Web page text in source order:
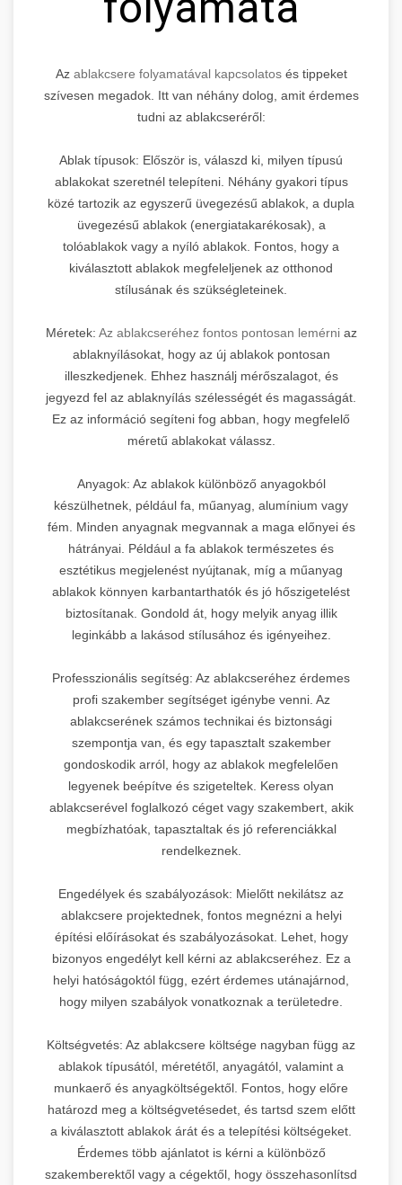
Az ablakcsere folyamatával kapcsolatosés tippeket
szívesen megadok. Itt van néhány dolog, amit érdemes
tudni az ablakcseréről:
Ablak típusok: Először is, válaszd ki, milyen típusú
ablakokat szeretnél telepíteni. Néhány gyakori típus
közé tartozik az egyszerű üvegezésű ablakok, a dupla
üvegezésű ablakok (energiatakarékosak), a
tolóablakok vagy a nyíló ablakok. Fontos, hogy a
kiválasztott ablakok megfeleljenek az otthonod
stílusának és szükségleteinek.
Méretek: Az ablakcseréhez fontos pontosan lemérniaz
ablaknyílásokat, hogy az új ablakok pontosan
illeszkedjenek. Ehhez használj mérőszalagot, és
jegyezd fel az ablaknyílás szélességét és magasságát.
Ez az információ segíteni fog abban, hogy megfelelő
méretű ablakokat válassz.
Anyagok: Az ablakok különböző anyagokból
készülhetnek, például fa, műanyag, alumínium vagy
fém. Minden anyagnak megvannak a maga előnyei és
hátrányai. Például a fa ablakok természetes és
esztétikus megjelenést nyújtanak, míg a műanyag
ablakok könnyen karbantarthatók és jó hőszigetelést
biztosítanak. Gondold át, hogy melyik anyag illik
leginkább a lakásod stílusához és igényeihez.
Professzionális segítség: Az ablakcseréhez érdemes
profi szakember segítséget igénybe venni. Az
ablakcserének számos technikai és biztonsági
szempontja van, és egy tapasztalt szakember
gondoskodik arról, hogy az ablakok megfelelően
legyenek beépítve és szigeteltek. Keress olyan
ablakcserével foglalkozó céget vagy szakembert, akik
megbízhatóak, tapasztaltak és jó referenciákkal
rendelkeznek.
Engedélyek és szabályozások: Mielőtt nekilátsz az
ablakcsere projektednek, fontos megnézni a helyi
építési előírásokat és szabályozásokat. Lehet, hogy
bizonyos engedélyt kell kérni az ablakcseréhez. Ez a
helyi hatóságoktól függ, ezért érdemes utánajárnod,
hogy milyen szabályok vonatkoznak a területedre.
Költségvetés: Az ablakcsere költsége nagyban függ az
ablakok típusától, méretétől, anyagától, valamint a
munkaerő és anyagköltségektől. Fontos, hogy előre
határozd meg a költségvetésedet, és tartsd szem előtt
a kiválasztott ablakok árát és a telepítési költségeket.
Érdemes több ajánlatot is kérni a különböző
szakemberektől vagy a cégektől, hogy összehasonlítsd